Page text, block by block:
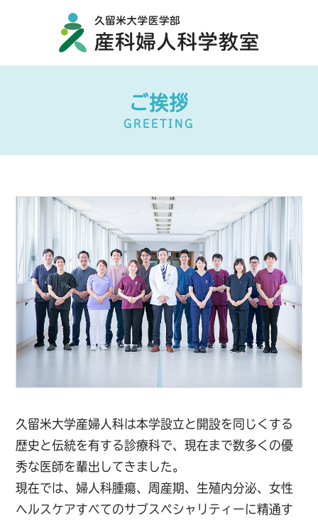
ご挨拶
GREETING
久留米大学産婦人科は本学設立と開設を同じくする
歴史と伝統を有する診療科で、現在まで数多くの優
秀な医師を輩出してきました。
現在では、婦人科腫瘍、周産期、生殖内分泌、女性
ヘルスケアすべてのサブスペシャリティーに精通す